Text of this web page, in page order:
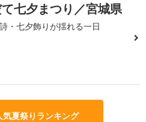
七夕まつり／宮城県
・七夕飾りが揺れる一日
夏祭りランキング